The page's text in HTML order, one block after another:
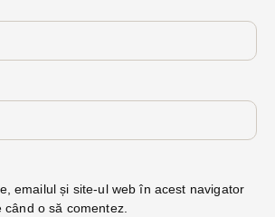
emailul și site-ul web în acest navigator
când o să comentez.